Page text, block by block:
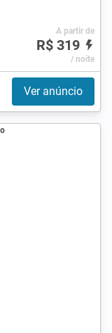
A partir de
R$ 319
/ noite
Ver anúncio